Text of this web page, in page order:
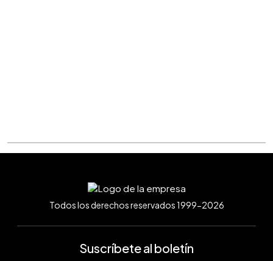
Todos los derechos reservados 1999-2026
Suscríbete al boletín